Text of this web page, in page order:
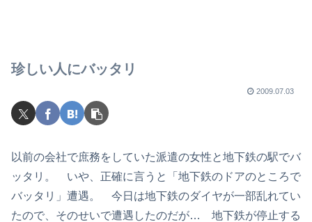
珍しい人にバッタリ
2009.07.03
以前の会社で庶務をしていた派遣の女性と地下鉄の駅でバ
ッタリ。 いや、正確に言うと「地下鉄のドアのところで
バッタリ」遭遇。 今日は地下鉄のダイヤが一部乱れてい
たので、そのせいで遭遇したのだが… 地下鉄が停止する